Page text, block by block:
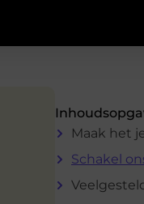
Maak het
Schakel